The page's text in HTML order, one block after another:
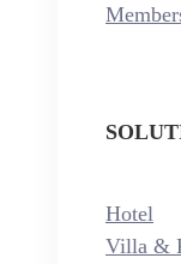
Hotel
Villa &